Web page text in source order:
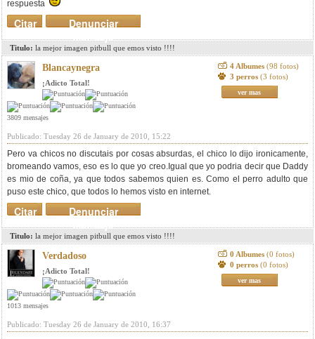
respuesta
Denunciar
mensaje
Citar
Titulo: la mejor imagen pitbull que emos visto !!!!
Blancaynegra
¡Adicto Total!
3809 mensajes
4 Albumes (98 fotos)
3 perros (3 fotos)
ver mas
Publicado: Tuesday 26 de January de 2010, 15:22
Pero va chicos no discutais por cosas absurdas, el chico lo dijo ironicamente,
bromeando vamos, eso es lo que yo creo.Igual que yo podria decir que Daddy
es mio de coña, ya que todos sabemos quien es. Como el perro adulto que
puso este chico, que todos lo hemos visto en internet.
Denunciar
mensaje
Citar
Titulo: la mejor imagen pitbull que emos visto !!!!
Verdadoso
¡Adicto Total!
1013 mensajes
0 Albumes (0 fotos)
0 perros (0 fotos)
ver mas
Publicado: Tuesday 26 de January de 2010, 16:37